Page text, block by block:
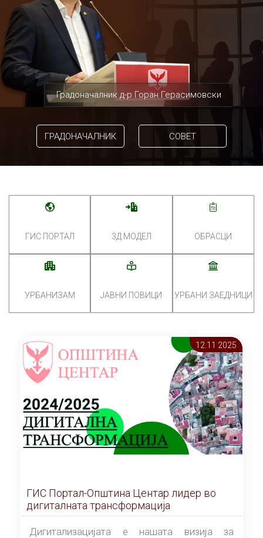
Градоначалник д-р Горан Герасимовски
ГРАДОНАЧАЛНИК СОВЕТ
ГИС ПОРТАЛ 3Д МОДЕЛ ОБРАСЦИ
УРБАНИЗАМ ЈАВНИ ПОВИЦИ УРБАНИ ЗАЕДНИЦИ
12.11 2025
ГИС Портал-Општина Центар лидер во
дигиталната трансформација
Дигитализацијата е нашата визија за